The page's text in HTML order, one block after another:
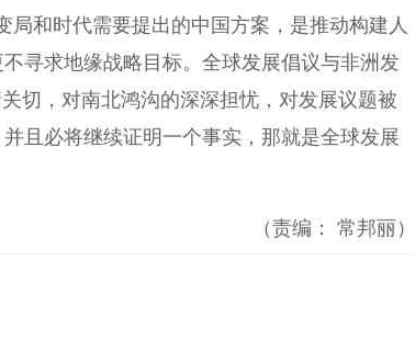
和时代需要提出的中国方案，是推动构建人
寻求地缘战略目标。全球发展倡议与非洲发
切，对南北鸿沟的深深担忧，对发展议题被
且必将继续证明一个事实，那就是全球发展
（责编： 常邦丽）